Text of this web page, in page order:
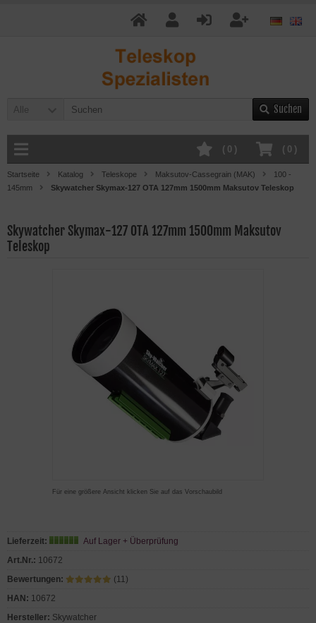
Alle Suchen
( 0 )
( 0 )
Startseite Katalog Teleskope Maksutov-Cassegrain (MAK)
100 -
145mm
Skywatcher Skymax-127 OTA 127mm 1500mm Maksutov Teleskop
Skywatcher Skymax-127 OTA 127mm 1500mm Maksutov
Teleskop
Für eine größere Ansicht klicken Sie auf das Vorschaubild
Lieferzeit:
Auf Lager + Überprüfung
Art.Nr.: 10672
Bewertungen:
(11)
HAN: 10672
Hersteller: Skywatcher